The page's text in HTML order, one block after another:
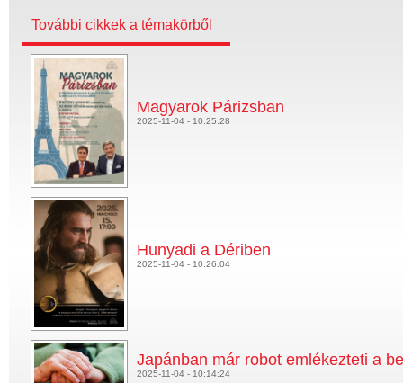
További cikkek a témakörből
Magyarok Párizsban
2025-11-04 - 10:25:28
Hunyadi a Dériben
2025-11-04 - 10:26:04
Japánban már robot emlékezteti a
2025-11-04 - 10:14:24